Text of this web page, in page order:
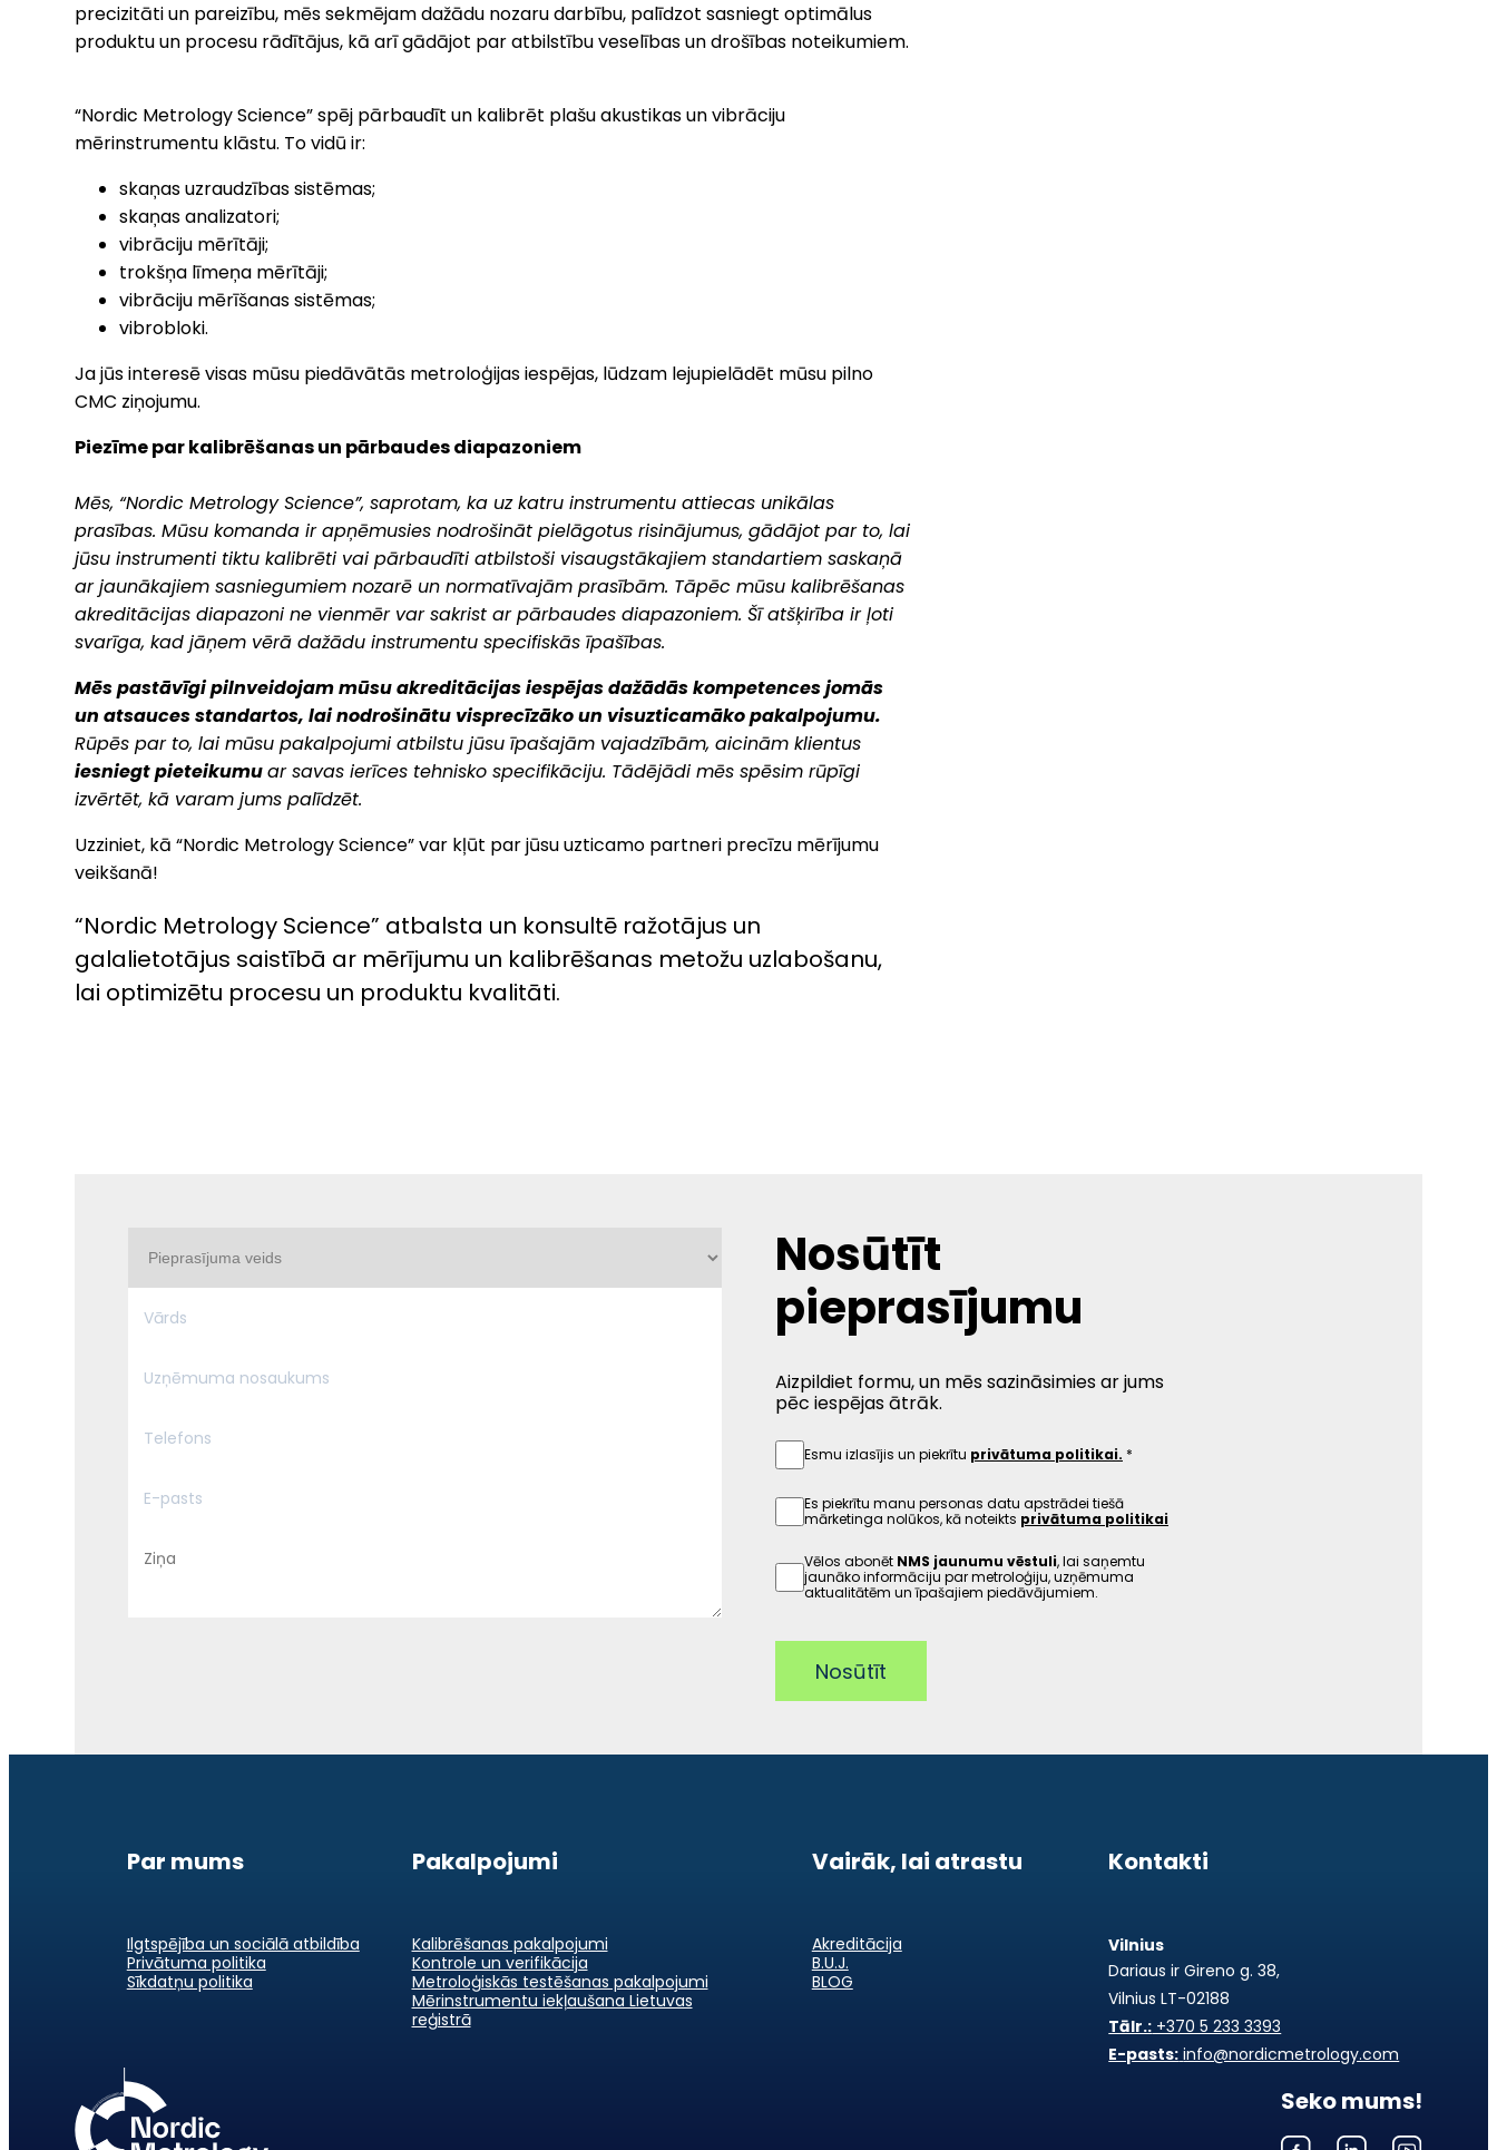
precizitāti un pareizību, mēs sekmējam dažādu nozaru darbību, palīdzot sasniegt optimālus
produktu un procesu rādītājus, kā arī gādājot par atbilstību veselības un drošības noteikumiem.
“Nordic Metrology Science” spēj pārbaudīt un kalibrēt plašu akustikas un vibrāciju
mērinstrumentu klāstu. To vidū ir:
skaņas uzraudzības sistēmas;
skaņas analizatori;
vibrāciju mērītāji;
trokšņa līmeņa mērītāji;
vibrāciju mērīšanas sistēmas;
vibrobloki.
Ja jūs interesē visas mūsu piedāvātās metroloģijas iespējas, lūdzam lejupielādēt mūsu pilno
CMC ziņojumu.
Piezīme par kalibrēšanas un pārbaudes diapazoniem
Mēs, “Nordic Metrology Science”, saprotam, ka uz katru instrumentu attiecas unikālas
prasības. Mūsu komanda ir apņēmusies nodrošināt pielāgotus risinājumus, gādājot par to, lai
jūsu instrumenti tiktu kalibrēti vai pārbaudīti atbilstoši visaugstākajiem standartiem saskaņā
ar jaunākajiem sasniegumiem nozarē un normatīvajām prasībām. Tāpēc mūsu kalibrēšanas
akreditācijas diapazoni ne vienmēr var sakrist ar pārbaudes diapazoniem. Šī atšķirība ir ļoti
svarīga, kad jāņem vērā dažādu instrumentu specifiskās īpašības.
Mēs pastāvīgi pilnveidojam mūsu akreditācijas iespējas dažādās kompetences jomās
un atsauces standartos, lai nodrošinātu visprecīzāko un visuzticamāko pakalpojumu.
Rūpēs par to, lai mūsu pakalpojumi atbilstu jūsu īpašajām vajadzībām, aicinām klientus
iesniegt pieteikumuar savas ierīces tehnisko specifikāciju. Tādējādi mēs spēsim rūpīgi
izvērtēt, kā varam jums palīdzēt.
Uzziniet, kā “Nordic Metrology Science” var kļūt par jūsu uzticamo partneri precīzu mērījumu
veikšanā!
“Nordic Metrology Science” atbalsta un konsultē ražotājus un
galalietotājus saistībā ar mērījumu un kalibrēšanas metožu uzlabošanu,
lai optimizētu procesu un produktu kvalitāti.
Nosūtīt
pieprasījumu
Aizpildiet formu, un mēs sazināsimies ar jums
pēc iespējas ātrāk.
Esmu izlasījis un piekrītu privātuma politikai.
Es piekrītu manu personas datu apstrādei tiešā
mārketinga nolūkos, kā noteikts privātuma politikai
Vēlos abonēt NMS jaunumu vēstuli, lai saņemtu
jaunāko informāciju par metroloģiju, uzņēmuma
aktualitātēm un īpašajiem piedāvājumiem.
Nosūtīt
Par mums
Ilgtspējība un sociālā atbildība
Privātuma politika
Sīkdatņu politika
Pakalpojumi
Kalibrēšanas pakalpojumi
Kontrole un verifikācija
Metroloģiskās testēšanas pakalpojumi
Mērinstrumentu iekļaušana Lietuvas
reģistrā
Vairāk, lai atrastu
Akreditācija
B.U.J.
BLOG
Kontakti
Vilnius
Dariaus ir Gireno g. 38,
Vilnius LT-02188
Tālr.: +370 5 233 3393
E-pasts: info@nordicmetrology.com
Seko mums!